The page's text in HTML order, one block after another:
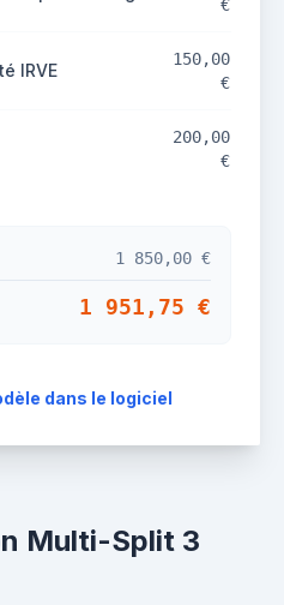
€
IRVE
150,00
€
200,00
€
1 850,00 €
1 951,75 €
dans le logiciel
Multi-Split 3